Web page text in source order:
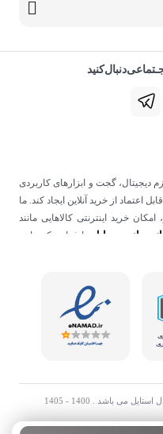
دیجیتال، گجت و ابزارهای کاربردی
از خرید آنلاین ایجاد کند. ما
خرید اینترنتی کالاهایی مانند
جانبی موبایل
را فراهم کرده‌ایم.
هدف ساختن تجربه‌ای است که
می باشد . 1400 - 1405